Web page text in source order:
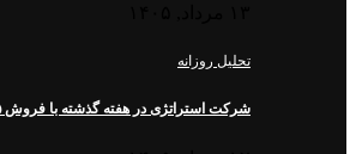
تحلیل روزانه
شرکت استراتژی در هفته گذشته با فروش ۱۰۵…